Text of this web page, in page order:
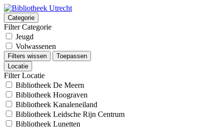
Categorie
Filter Categorie
Jeugd
Volwassenen
Filters wissen
Toepassen
Locatie
Filter Locatie
Bibliotheek De Meern
Bibliotheek Hoograven
Bibliotheek Kanaleneiland
Bibliotheek Leidsche Rijn Centrum
Bibliotheek Lunetten